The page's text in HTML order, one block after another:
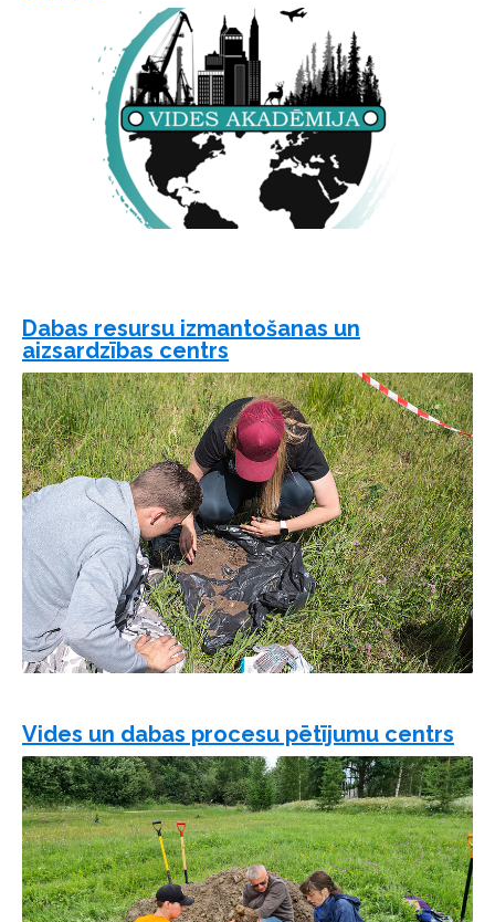
Dabas resursu izmantošanas un
aizsardzības centrs
Vides un dabas procesu pētījumu centrs